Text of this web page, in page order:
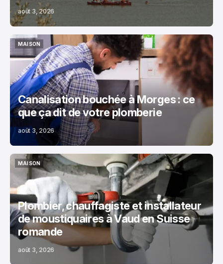
août 3, 2026
MAISON
MAISON
Canalisation bouchée à Morges : ce
que ça dit de votre plomberie
août 3, 2026
MAISON
MAISON
Plombier, chauffagiste et installateur
de moustiquaires à Vaud en Suisse
romande
août 3, 2026